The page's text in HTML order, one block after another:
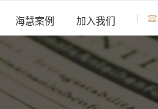
海慧案例 加入我们